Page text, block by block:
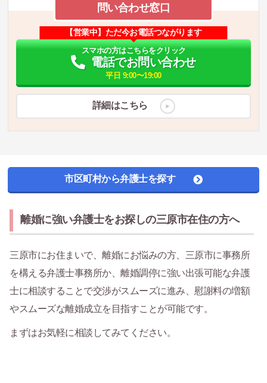
問い合わせ窓口
【営業中】ただ今お電話つながります
スマホの方はこちらをクリック
電話でお問い合わせ
平日 9:00〜19:00
詳細はこちら
市区町村から弁護士を探す
離婚に強い弁護士をお探しの三原市在住の方へ
三原市にお住まいで、離婚にお悩みの方、三原市に事務所
を構える弁護士事務所か、離婚調停に強い出張可能な弁護
士に相談することで交渉がスムーズに進み、慰謝料の増額
やスムーズな離婚成立を目指すことが可能です。
まずはお気軽に相談してみてください。